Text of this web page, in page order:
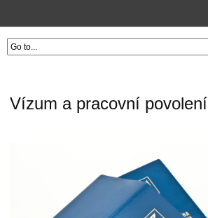
Vízum a pracovní